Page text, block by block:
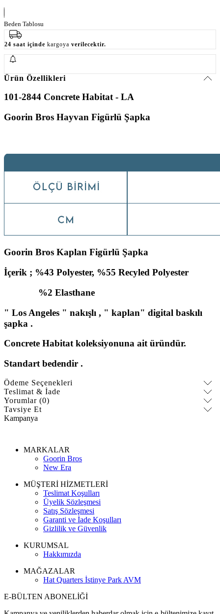
Beden Tablosu
24 saat içinde kargoya verilecektir.
Ürün Özellikleri
101-2844 Concrete Habitat - LA
Goorin Bros Hayvan Figürlü Şapka
Goorin Bros Kaplan Figürlü Şapka
İçerik ; %43 Polyester, %55 Recyled Polyester
%2 Elasthane
" Los Angeles " nakışlı , " kaplan" digital baskılı
şapka .
Concrete Habitat koleksiyonuna ait üründür.
Standart bedendir .
Ödeme Seçenekleri
Teslimat & İade
Yorumlar (0)
Tavsiye Et
Kampanya
MARKALAR
Goorin Bros
New Era
MÜŞTERİ HİZMETLERİ
Teslimat Koşulları
Üyelik Sözleşmesi
Satış Sözleşmesi
Garanti ve İade Koşulları
Gizlilik ve Güvenlik
KURUMSAL
Hakkımızda
MAĞAZALAR
Hat Quarters İstinye Park AVM
E-BÜLTEN ABONELİĞİ